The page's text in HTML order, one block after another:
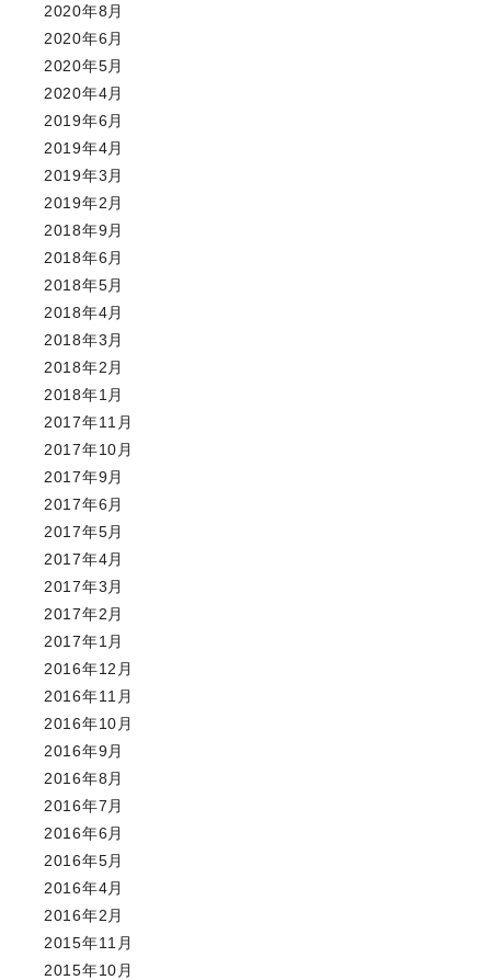
2020年8月
2020年6月
2020年5月
2020年4月
2019年6月
2019年4月
2019年3月
2019年2月
2018年9月
2018年6月
2018年5月
2018年4月
2018年3月
2018年2月
2018年1月
2017年11月
2017年10月
2017年9月
2017年6月
2017年5月
2017年4月
2017年3月
2017年2月
2017年1月
2016年12月
2016年11月
2016年10月
2016年9月
2016年8月
2016年7月
2016年6月
2016年5月
2016年4月
2016年2月
2015年11月
2015年10月